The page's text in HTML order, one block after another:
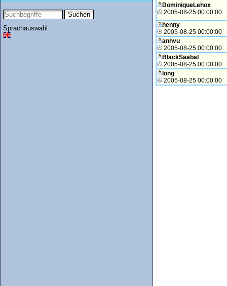
Sprachauswahl:
DominiqueLehox
2005-08-25 00:00:00
henny
2005-08-25 00:00:00
anhvu
2005-08-25 00:00:00
BlackSaabat
2005-08-25 00:00:00
long
2005-08-25 00:00:00